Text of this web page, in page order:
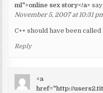
ml">online sex story</a>
November 5, 2007 at 10:31
C++ should have been called
Reply
<a
href="http://